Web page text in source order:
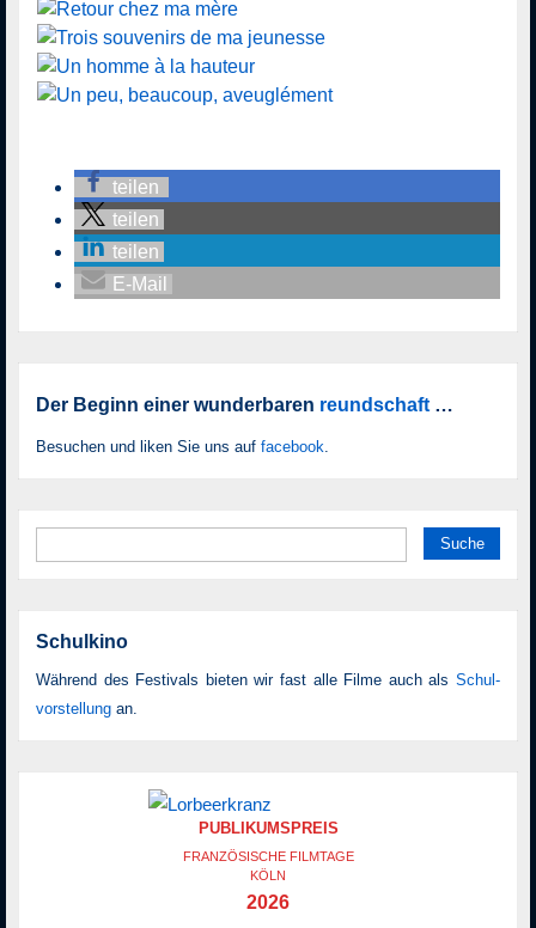
teilen
teilen
teilen
E-Mail
Der Beginn einer wunderbaren reundschaft …
Besuchen und liken Sie uns auf facebook.
Schulkino
Während des Festivals bieten wir fast alle Filme auch als Schul­
vor­stellung an.
PUBLIKUMSPREIS
FRANZÖSISCHE FILMTAGE
KÖLN
2026